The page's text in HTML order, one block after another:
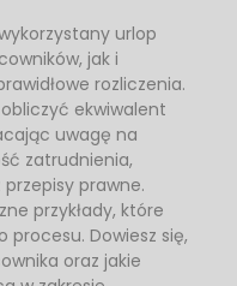
urlop
jak i
rozliczenia.
ekwiwalent
uwagę na
zatrudnienia,
prawne.
przykłady, które
procesu. Dowiesz się,
oraz jakie